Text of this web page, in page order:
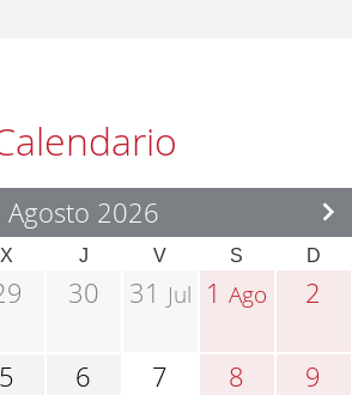
Agosto 2026
X J V S D
30 31 Jul 1Ago 2
5 6 7 8 9